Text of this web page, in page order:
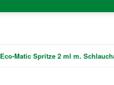
Eco-Matic Spritze 2 ml m.